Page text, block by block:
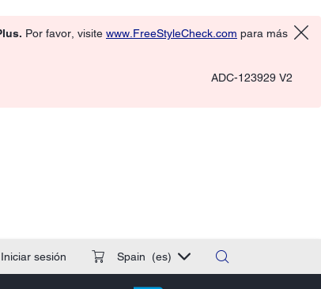
Por favor, visite www.FreeStyleCheck.com para más
ADC-123929 V2
Iniciar sesión Spain (es)